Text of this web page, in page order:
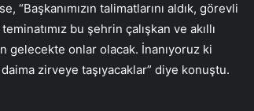
talimatlarını aldık, görevli
bu şehrin çalışkan ve akıllı
gelecekte onlar olacak. İnanıyoruz ki
daima zirveye taşıyacaklar” diye konuştu.